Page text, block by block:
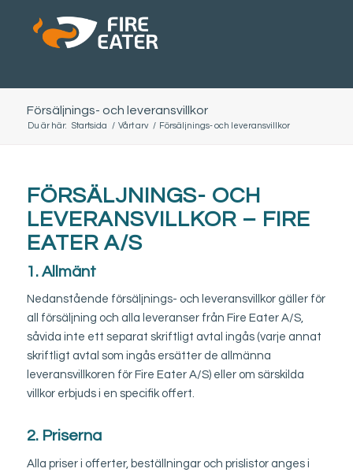
Försäljnings- och leveransvillkor
Du är här: Startsida / Vårt arv / Försäljnings- och leveransvillkor
FÖRSÄLJNINGS- OCH
LEVERANSVILLKOR – FIRE
EATER A/S
1. Allmänt
Nedanstående försäljnings- och leveransvillkor gäller för
all försäljning och alla leveranser från Fire Eater A/S,
såvida inte ett separat skriftligt avtal ingås (varje annat
skriftligt avtal som ingås ersätter de allmänna
leveransvillkoren för Fire Eater A/S) eller om särskilda
villkor erbjuds i en specifik offert.
2. Priserna
Alla priser i offerter, beställningar och prislistor anges i